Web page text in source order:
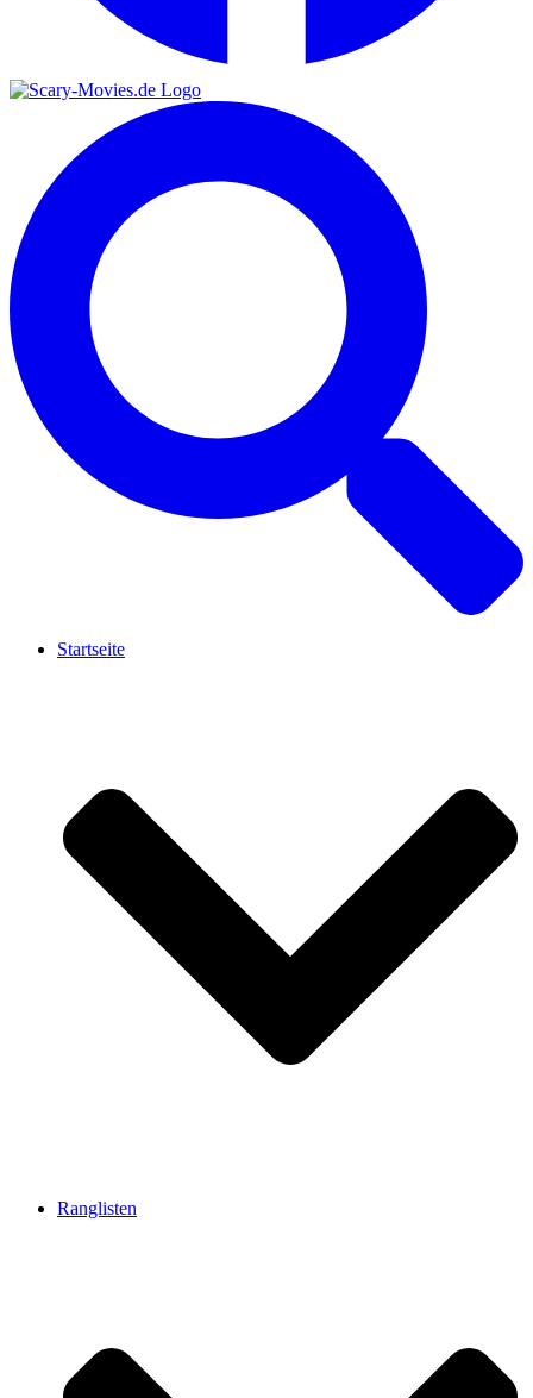
Startseite
Ranglisten